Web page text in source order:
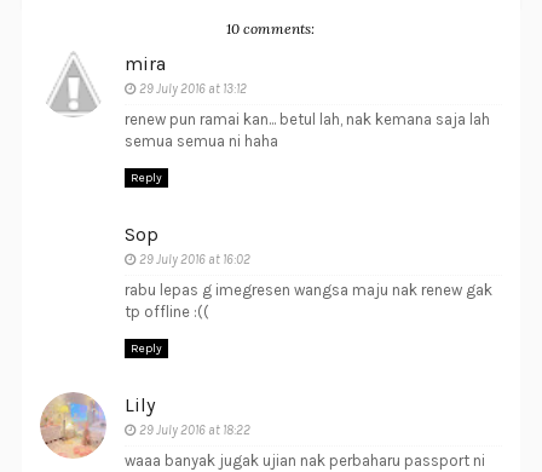
10 comments:
mira
29 July 2016 at 13:12
renew pun ramai kan... betul lah, nak kemana saja lah
semua semua ni haha
Reply
Sop
29 July 2016 at 16:02
rabu lepas g imegresen wangsa maju nak renew gak
tp offline :((
Reply
Lily
29 July 2016 at 18:22
waaa banyak jugak ujian nak perbaharu passport ni